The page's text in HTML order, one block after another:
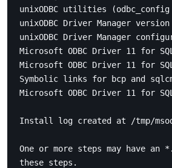
unixODBC utilities
unixODBC Driver Manager
unixODBC Driver Manager
Microsoft ODBC Driver 11 for
Microsoft ODBC Driver 11
Symbolic links for bcp
Microsoft ODBC Driver 11 for
Install log created at /tmp/
One or more steps may have an
these steps.